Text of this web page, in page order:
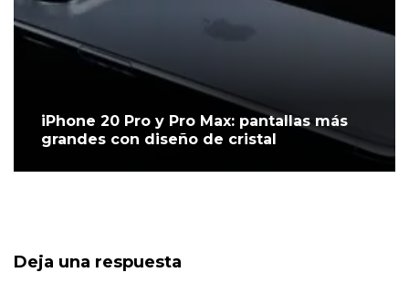
iPhone 20 Pro y Pro Max: pantallas más
grandes con diseño de cristal
Deja una respuesta